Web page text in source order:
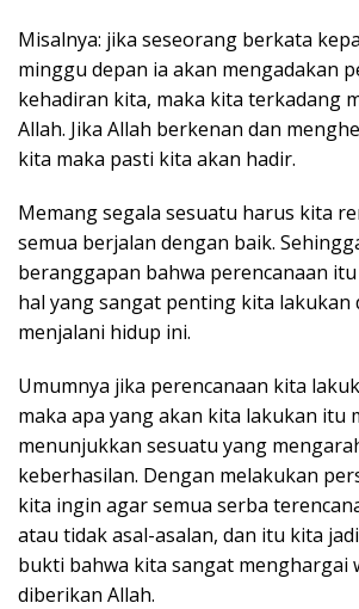
Misalnya: jika seseorang berkata
minggu depan ia akan mengadakan
kehadiran kita, maka kita terkadang
Allah. Jika Allah berkenan dan
kita maka pasti kita akan hadir.
Memang segala sesuatu harus kita
semua berjalan dengan baik.
beranggapan bahwa perencanaan
hal yang sangat penting kita lakukan
menjalani hidup ini.
Umumnya jika perencanaan kita
maka apa yang akan kita lakukan itu
menunjukkan sesuatu yang
keberhasilan. Dengan melakukan
kita ingin agar semua serba
atau tidak asal-asalan, dan itu kita
bukti bahwa kita sangat menghargai
diberikan Allah.